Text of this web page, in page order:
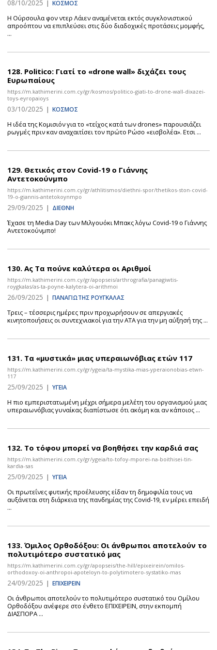
08/10/2025 | ΚΟΣΜΟΣ
Η Ούρσουλα φον ντερ Λάιεν αναμένεται εκτός συγκλονιστικού
απροόπτου να επιπλεύσει στις δύο διαδοχικές προτάσεις μομφής,
...
128. Politico: Γιατί το «drone wall» διχάζει τους
Ευρωπαίους
https://m.kathimerini.com.cy/gr/kosmos/politico-giati-to-drone-wall-dixazei-
toys-eyropaioys
03/10/2025 | ΚΟΣΜΟΣ
Η ιδέα της Koμισιόν για το «τείχος κατά των drones» παρουσιάζει
ρωγμές πριν καν αναχαιτίσει τον πρώτο Ρώσο «εισβολέα». Ετσι ...
129. Θετικός στον Covid-19 o Γιάννης
Αντετοκούνμπο
https://m.kathimerini.com.cy/gr/athlitismos/diethni-spor/thetikos-ston-covid-
19-o-giannis-antetokoynmpo
29/09/2025 | ΔΙΕΘΝΗ
Έχασε τη Media Day των Μιλγουόκι Μπακς λόγω Covid-19 o Γιάννης
Αντετοκούνμπο!
130. Ας Τα πούνε καλύτερα οι Αριθμοί
https://m.kathimerini.com.cy/gr/apopseis/arthrografia/panagiwtis-
roygkalas/as-ta-poyne-kalytera-oi-arithmoi
26/09/2025 | ΠΑΝΑΓΙΩΤΗΣ ΡΟΥΓΚΑΛΑΣ
Τρεις – τέσσερις ημέρες πριν προχωρήσουν σε απεργιακές
κινητοποιήσεις οι συντεχνιακοί για την ΑΤΑ για την μη αύξησή της ...
131. Τα «μυστικά» μιας υπεραιωνόβιας ετών 117
https://m.kathimerini.com.cy/gr/ygeia/ta-mystika-mias-yperaionobias-etwn-
117
25/09/2025 | ΥΓΕΙΑ
Η πιο εμπεριστατωμένη μέχρι σήμερα μελέτη του οργανισμού μιας
υπεραιωνόβιας γυναίκας διαπίστωσε ότι ακόμη και αν κάποιος ...
132. Το τόφου μπορεί να βοηθήσει την καρδιά σας
https://m.kathimerini.com.cy/gr/ygeia/to-tofoy-mporei-na-boithisei-tin-
kardia-sas
25/09/2025 | ΥΓΕΙΑ
Οι πρωτεΐνες φυτικής προέλευσης είδαν τη δημοφιλία τους να
αυξάνεται στη διάρκεια της πανδημίας της Covid-19, εν μέρει επειδή
...
133. Όμιλος Ορθοδόξου: Οι άνθρωποι αποτελούν το
πολυτιμότερο συστατικό μας
https://m.kathimerini.com.cy/gr/apopseis/the-hill/epixeirein/omilos-
orthodoxoy-oi-anthropoi-apoteloyn-to-polytimotero-systatiko-mas
24/09/2025 | ΕΠΙΧΕΙΡΕΙΝ
Οι άνθρωποι αποτελούν το πολυτιμότερο συστατικό του Ομίλου
Ορθοδόξου ανέφερε στο ένθετο ΕΠΙΧΕΙΡΕΙΝ, στην εκπομπή
ΔΙΑΣΠΟΡΑ ...